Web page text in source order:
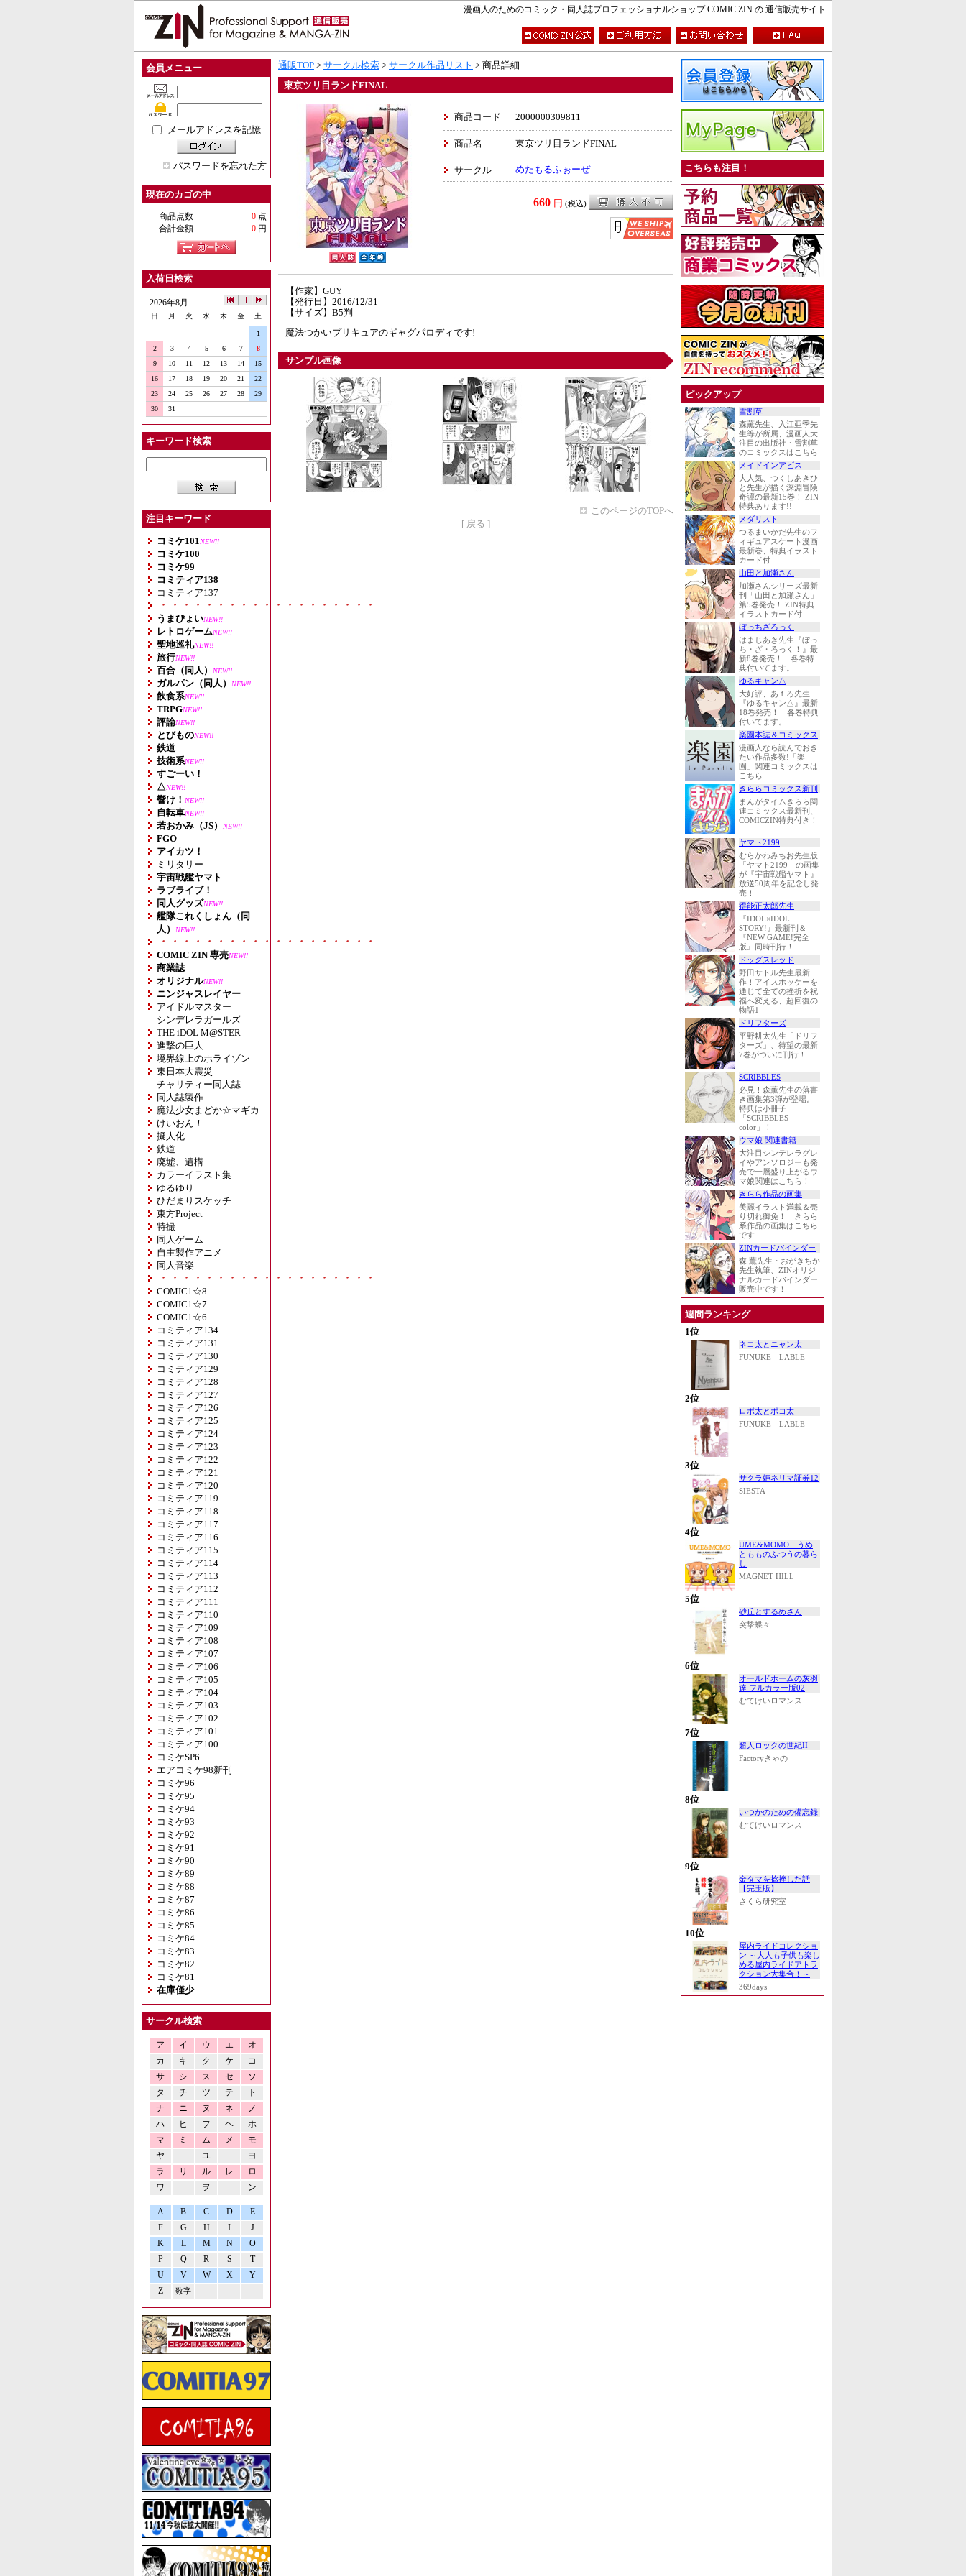
漫画人のためのコミック・同人誌プロフェッショナルショップ COMIC ZIN の 通信販売サイト
会員メニュー
メールアドレスを記憶
パスワードを忘れた方
現在のカゴの中
商品点数 0 点
合計金額
0 円
入荷日検索
2026年8月
日 月 火 水 木 金 土
1
2
3 4 5 6 7
8
9
10 11 12 13 14
15
16
17 18 19 20 21
22
23
24 25 26 27 28
29
30
31
キーワード検索
注目キーワード
コミケ101 NEW!!
コミケ100
コミケ99
コミティア138
コミティア137
・・・・・・・・・・・・・・・・・・・
うまぴょいNEW!!
レトロゲームNEW!!
聖地巡礼NEW!!
旅行NEW!!
百合（同人） NEW!!
ガルパン（同人） NEW!!
飲食系NEW!!
TRPGNEW!!
評論NEW!!
とびものNEW!!
鉄道
技術系NEW!!
すごーい！
△NEW!!
響け！ NEW!!
自転車NEW!!
若おかみ（JS） NEW!!
FGO
アイカツ！
ミリタリー
宇宙戦艦ヤマト
ラブライブ！
同人グッズNEW!!
艦隊これくしょん（同
人）
NEW!!
・・・・・・・・・・・・・・・・・・・
COMIC ZIN 専売NEW!!
商業誌
オリジナルNEW!!
ニンジャスレイヤー
アイドルマスター
シンデレラガールズ
THE iDOL M@STER
進撃の巨人
境界線上のホライゾン
東日本大震災
チャリティー同人誌
同人誌製作
魔法少女まどか☆マギカ
けいおん！
擬人化
鉄道
廃墟、遺構
カラーイラスト集
ゆるゆり
ひだまりスケッチ
東方Project
特撮
同人ゲーム
自主製作アニメ
同人音楽
・・・・・・・・・・・・・・・・・・・
COMIC1☆8
COMIC1☆7
COMIC1☆6
コミティア134
コミティア131
コミティア130
コミティア129
コミティア128
コミティア127
コミティア126
コミティア125
コミティア124
コミティア123
コミティア122
コミティア121
コミティア120
コミティア119
コミティア118
コミティア117
コミティア116
コミティア115
コミティア114
コミティア113
コミティア112
コミティア111
コミティア110
コミティア109
コミティア108
コミティア107
コミティア106
コミティア105
コミティア104
コミティア103
コミティア102
コミティア101
コミティア100
コミケSP6
エアコミケ98新刊
コミケ96
コミケ95
コミケ94
コミケ93
コミケ92
コミケ91
コミケ90
コミケ89
コミケ88
コミケ87
コミケ86
コミケ85
コミケ84
コミケ83
コミケ82
コミケ81
在庫僅少
サークル検索
ア イ ウ エ
オ
カ
キ ク ケ
コ
サ
シ ス セ
ソ
タ
チ ツ テ
ト
ナ
ニ ヌ ネ
ノ
ハ
ヒ フ ヘ
ホ
マ
ミ ム メ
モ
ヤ
ユ
ヨ
ラ
リ ル レ
ロ
ワ
ヲ ン
A B C D
E
F
G H I
J
K
L M N
O
P
Q R S
T
U
V W X
Y
Z
数字
通販TOP > サークル検索 > サークル作品リスト > 商品詳細
東京ツリ目ランドFINAL
商品コード 2000000309811
商品名 東京ツリ目ランドFINAL
サークル めたもるふぉーぜ
660 円 (税込)
【作家】GUY
【発行日】2016/12/31
【サイズ】B5判
魔法つかいプリキュアのギャグパロディです!
サンプル画像
このページのTOPへ
[ 戻る ]
こちらも注目！
ピックアップ
雪割草
森薫先生、入江亜季先
生等が所属、漫画人大
注目の出版社・雪割草
のコミックスはこちら
メイドインアビス
大人気、つくしあきひ
と先生が描く深淵冒険
奇譚の最新15巻！ ZIN
特典あります!!
メダリスト
つるまいかだ先生のフ
ィギュアスケート漫画
最新巻、特典イラスト
カード付
山田と加瀬さん
加瀬さんシリーズ最新
刊「山田と加瀬さん」
第5巻発売！ ZIN特典
イラストカード付
ぼっちざろっく
はまじあき先生『ぼっ
ち・ざ・ろっく！』最
新8巻発売！ 各巻特
典付いてます。
ゆるキャン△
大好評、あｆろ先生
『ゆるキャン△』最新
18巻発売！ 各巻特典
付いてます。
楽園本誌＆コミックス
漫画人なら読んでおき
たい作品多数!「楽
園」関連コミックスは
こちら
きららコミックス新刊
まんがタイムきらら関
連コミックス最新刊、
COMICZIN特典付き！
ヤマト2199
むらかわみちお先生版
「ヤマト2199」の画集
が『宇宙戦艦ヤマト』
放送50周年を記念し発
売！
得能正太郎先生
『IDOL×IDOL
STORY!』最新刊＆
『NEW GAME!完全
版』同時刊行！
ドッグスレッド
野田サトル先生最新
作！アイスホッケーを
通じて全ての挫折を祝
福へ変える、超回復の
物語1
ドリフターズ
平野耕太先生「ドリフ
ターズ」、待望の最新
7巻がついに刊行！
SCRIBBLES
必見！森薫先生の落書
き画集第3弾が登場。
特典は小冊子
「SCRIBBLES
color」！
ウマ娘 関連書籍
大注目シンデレラグレ
イやアンソロジーも発
売で一層盛り上がるウ
マ娘関連はこちら！
きらら作品の画集
美麗イラスト満載＆売
り切れ御免！ きらら
系作品の画集はこちら
です
ZINカードバインダー
森 薫先生・おがきちか
先生執筆、ZINオリジ
ナルカードバインダー
販売中です！
週間ランキング
1位
ネコ太とニャン太
FUNUKE LABLE
2位
ロボ太とポコ太
FUNUKE LABLE
3位
サクラ姫ネリマ証券12
SIESTA
4位
UME&MOMO うめ
ともものふつうの暮ら
し
MAGNET HILL
5位
砂丘とするめさん
突撃蝶々
6位
オールドホームの灰羽
達 フルカラー版02
むてけいロマンス
7位
超人ロックの世紀II
Factoryきゃの
8位
いつかのための備忘録
むてけいロマンス
9位
金タマを捻挫した話
【完玉版】
さくら研究室
10位
屋内ライドコレクショ
ン ～大人も子供も楽し
める屋内ライドアトラ
クション大集合！～
369days